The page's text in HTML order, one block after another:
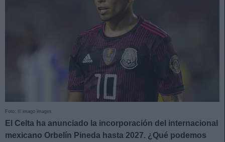
Foto: © imago images
El Celta ha anunciado la incorporación del internacional
mexicano Orbelín Pineda hasta 2027. ¿Qué podemos